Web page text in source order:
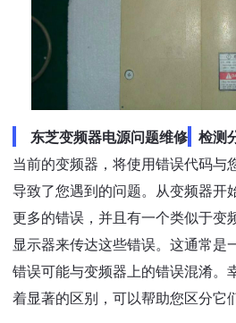
东芝变频器电源问题维修 检测
当前的变频器，将使用错误代码与
导致了您遇到的问题。从变频器开
更多的错误，并且有一个类似于变
显示器来传达这些错误。这通常是
错误可能与变频器上的错误混淆。
着显著的区别，可以帮助您区分它